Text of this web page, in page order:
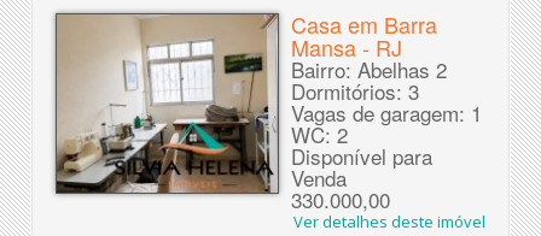
Casa em Barra
Mansa - RJ
Bairro: Abelhas 2
Dormitórios: 3
Vagas de garagem: 1
WC: 2
Disponível para
Venda
330.000,00
Ver detalhes deste imóvel